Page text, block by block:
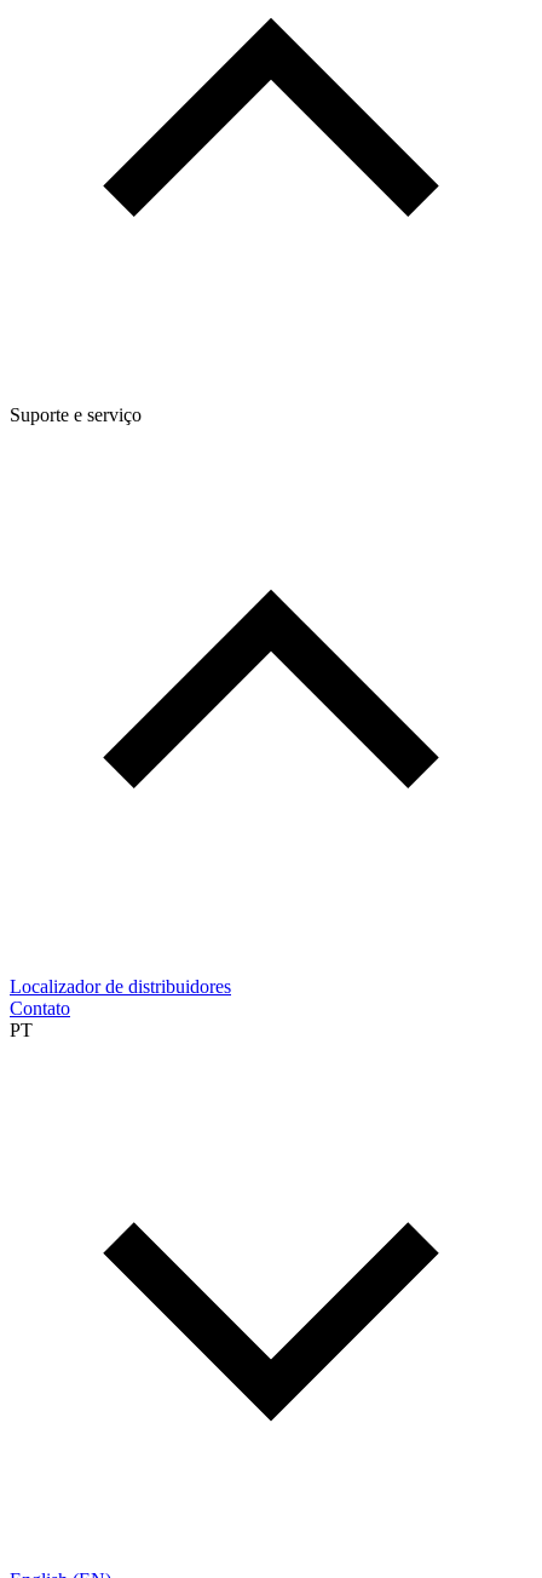
Suporte e serviço
Localizador de distribuidores
Contato
PT